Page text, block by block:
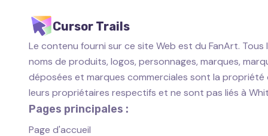
Cursor Trails
Le contenu fourni sur ce site Web est du FanArt. Tous
noms de produits, logos, personnages, marques,
déposées et marques commerciales sont la propriété
leurs propriétaires respectifs et ne sont pas liés à
Pages principales :
Page d'accueil